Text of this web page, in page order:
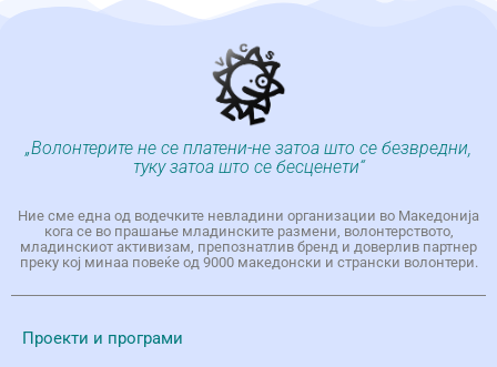
„Волонтерите не се платени-не затоа што се безвредни,
туку затоа што се бесценети“
Ние сме една од водечките невладини организации во Македонија
кога се во прашање младинските размени, волонтерството,
младинскиот активизам, препознатлив бренд и доверлив партнер
преку кој минаа повеќе од 9000 македонски и странски волонтери.
Проекти и програми